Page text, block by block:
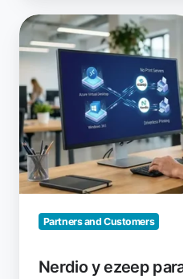
Nerdio
y
ezeep
para
la
impresión
en
AVD
y
Windows
365Partners and Customers
Nerdio y ezeep